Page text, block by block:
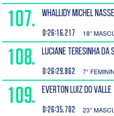
107. WHALLIDY MICHEL
0:26:16.217 18°
108. LUCIANE TERESINHA DA
0:26:29.862 7°
109. EVERTON LUIZ DO VALLE
0:26:35.702 23°